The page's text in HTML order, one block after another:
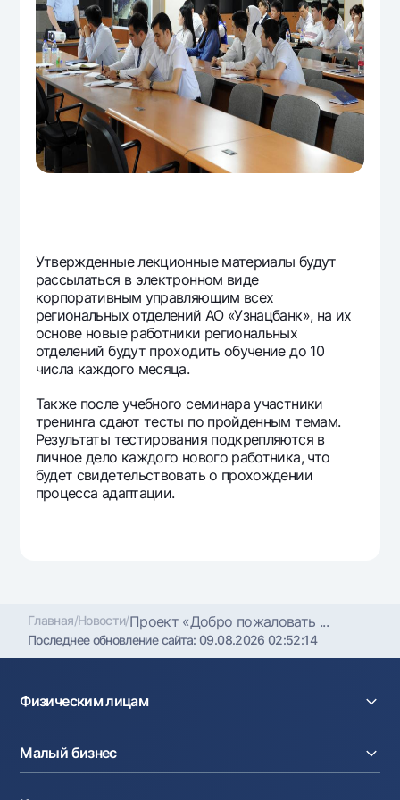
Утвержденные лекционные материалы будут
рассылаться в электронном виде
корпоративным управляющим всех
региональных отделений АО «Узнацбанк», на их
основе новые работники региональных
отделений будут проходить обучение до 10
числа каждого месяца.
Также после учебного семинара участники
тренинга сдают тесты по пройденным темам.
Результаты тестирования подкрепляются в
личное дело каждого нового работника, что
будет свидетельствовать о прохождении
процесса адаптации.
Главная/Новости/Проект «Добро пожаловать ...
Последнее обновление сайта:09.08.2026 02:52:14
Физическим лицам
Вклады
Карты
Курсы валют
Малый бизнес